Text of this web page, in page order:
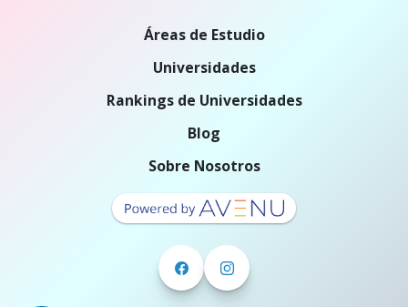
Áreas de Estudio
Universidades
Rankings de Universidades
Blog
Sobre Nosotros